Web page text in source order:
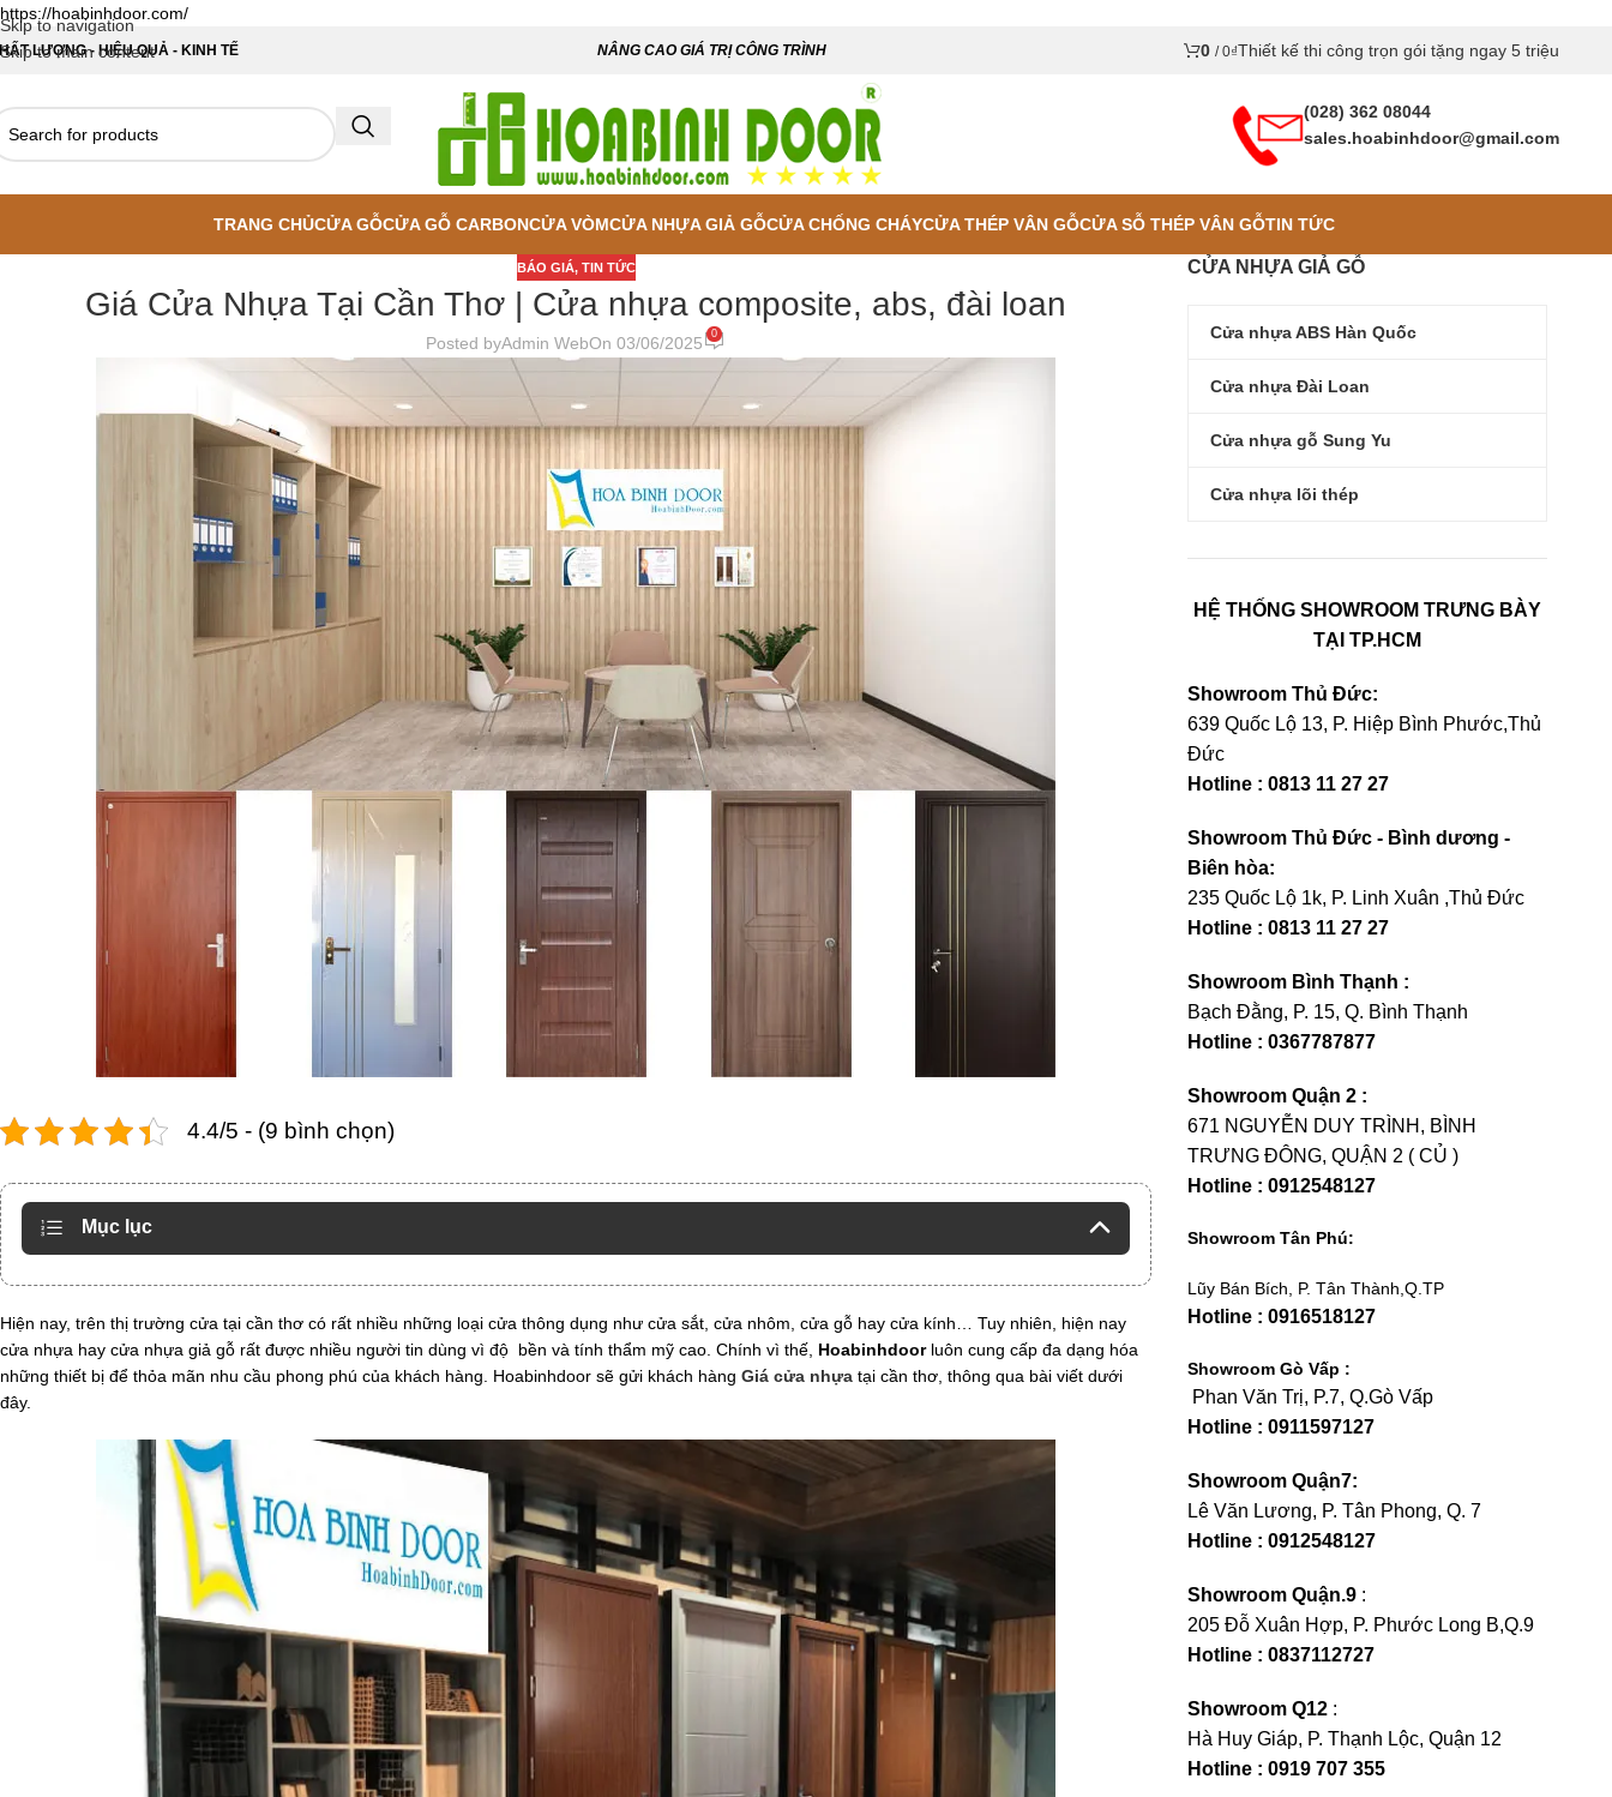
https://hoabinhdoor.com/
Skip to navigation
Skip to main content
LƯỢNG - HIỆU QUẢ - KINH TẾ NÂNG CAO GIÁ TRỊ CÔNG TRÌNH 0 / 0₫Thiết kế thi công trọn gói tặng ngay 5 triệu
(028) 362 08044
sales.hoabinhdoor@gmail.com
TRANG CHỦCỬA GỖCỬA GỖ CARBONCỬA VÒMCỬA NHỰA GIẢ GỖCỬA CHỐNG CHÁYCỬA THÉP VÂN GỖCỬA SỖ THÉP VÂN GỖTIN TỨC
BÁO GIÁ, TIN TỨC
Giá Cửa Nhựa Tại Cần Thơ | Cửa nhựa composite, abs, đài loan
Posted byAdmin WebOn 03/06/2025 0
4.4/5 - (9 bình chọn)
Mục lục
Hiện nay, trên thị trường cửa tại cần thơ có rất nhiều những loại cửa thông dụng như cửa sắt, cửa nhôm, cửa gỗ hay cửa kính… Tuy nhiên, hiện nay
cửa nhựa hay cửa nhựa giả gỗ rất được nhiều người tin dùng vì độ bền và tính thẩm mỹ cao. Chính vì thế, Hoabinhdoor luôn cung cấp đa dạng hóa
những thiết bị để thỏa mãn nhu cầu phong phú của khách hàng. Hoabinhdoor sẽ gửi khách hàng Giá cửa nhựa tại cần thơ, thông qua bài viết dưới
đây.
CỬA NHỰA GIẢ GỖ
Cửa nhựa ABS Hàn Quốc
Cửa nhựa Đài Loan
Cửa nhựa gỗ Sung Yu
Cửa nhựa lõi thép
HỆ THỐNG SHOWROOM TRƯNG BÀY
TẠI TP.HCM
Showroom Thủ Đức:
639 Quốc Lộ 13, P. Hiệp Bình Phước,Thủ
Đức
Hotline : 0813 11 27 27
Showroom Thủ Đức - Bình dương -
Biên hòa:
235 Quốc Lộ 1k, P. Linh Xuân ,Thủ Đức
Hotline : 0813 11 27 27
Showroom Bình Thạnh :
Bạch Đằng, P. 15, Q. Bình Thạnh
Hotline : 0367787877
Showroom Quận 2 :
671 NGUYỄN DUY TRÌNH, BÌNH
TRƯNG ĐÔNG, QUẬN 2 ( CỦ )
Hotline : 0912548127
Showroom Tân Phú:
Lũy Bán Bích, P. Tân Thành,Q.TP
Hotline : 0916518127
Showroom Gò Vấp :
Phan Văn Trị, P.7, Q.Gò Vấp
Hotline : 0911597127
Showroom Quận7:
Lê Văn Lương, P. Tân Phong, Q. 7
Hotline : 0912548127
Showroom Quận.9 :
205 Đỗ Xuân Hợp, P. Phước Long B,Q.9
Hotline : 0837112727
Showroom Q12 :
Hà Huy Giáp, P. Thạnh Lộc, Quận 12
Hotline : 0919 707 355